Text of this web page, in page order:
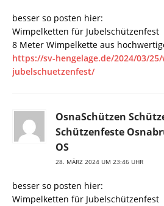
besser so posten hier:
Wimpelketten für Jubelschützenfest
8 Meter Wimpelkette aus
https://sv-hengelage.de/2024/03/
jubelschuetzenfest/
OsnaSchützen
Schützenfeste
OS
28. MÄRZ 2024 UM 23:46 UHR
besser so posten hier:
Wimpelketten für Jubelschützenfest